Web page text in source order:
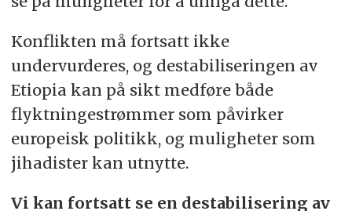
Konflikten må fortsatt ikke
undervurderes, og destabiliseringen av
Etiopia kan på sikt medføre både
flyktningestrømmer som påvirker
europeisk politikk, og muligheter som
jihadister kan utnytte.
Vi kan fortsatt se en destabilisering av